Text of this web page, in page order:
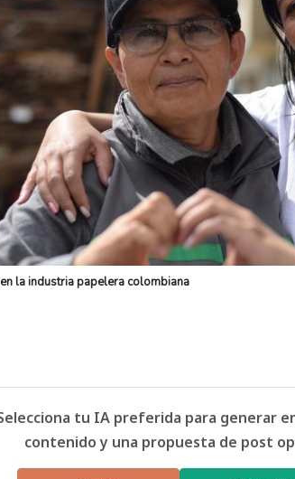
la industria papelera colombiana
tu IA preferida para generar
contenido y una propuesta de post